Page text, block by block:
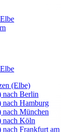
(Elbe)
nach Berlin
nach Hamburg
München
nach Köln
Frankfurt